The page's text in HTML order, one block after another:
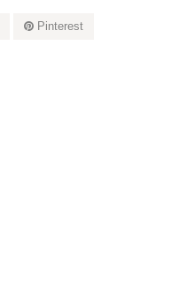
Pinterest